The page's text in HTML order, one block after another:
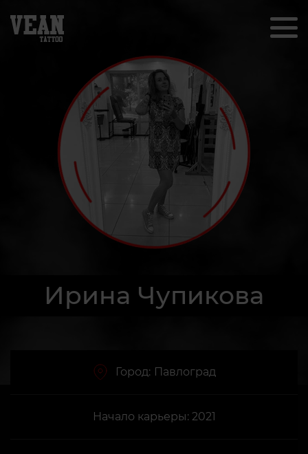
Ирина Чупикова
Город: Павлоград
Начало карьеры: 2021